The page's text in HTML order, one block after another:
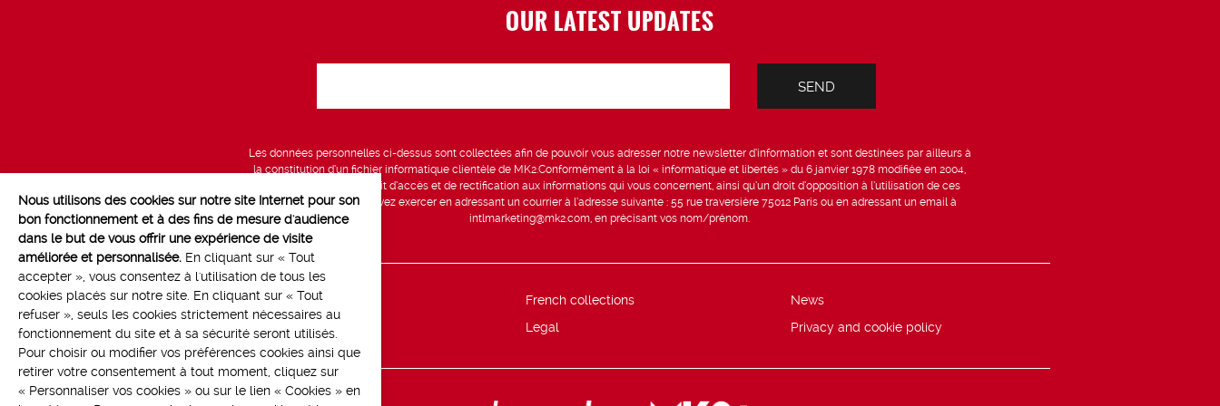
OUR LATEST UPDATES
Les données personnelles ci-dessus sont collectées afin de pouvoir vous adresser notre newsletter d’information et sont destinées par ailleurs à
la constitution d’un fichier informatique clientèle de MK2.Conformément à la loi « informatique et libertés » du 6 janvier 1978 modifiée en 2004,
vous bénéficiez d’un droit d’accès et de rectification aux informations qui vous concernent, ainsi qu’un droit d’opposition à l’utilisation de ces
données, que vous pouvez exercer en adressant un courrier à l’adresse suivante : 55 rue traversière 75012 Paris ou en adressant un email à
intlmarketing@mk2.com, en précisant vos nom/prénom.
Line up French collections
News
Contact
Legal Privacy and cookie policy
Nous utilisons des cookies sur notre site Internet pour son
bon fonctionnement et à des fins de mesure d'audience
dans le but de vous offrir une expérience de visite
améliorée et personnalisée. En cliquant sur « Tout
accepter », vous consentez à l'utilisation de tous les
cookies placés sur notre site. En cliquant sur « Tout
refuser », seuls les cookies strictement nécessaires au
fonctionnement du site et à sa sécurité seront utilisés.
Pour choisir ou modifier vos préférences cookies ainsi que
retirer votre consentement à tout moment, cliquez sur
« Personnaliser vos cookies » ou sur le lien « Cookies » en